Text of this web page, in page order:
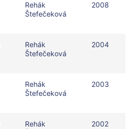
Rehák
Štefečeková
2008
Rehák
Štefečeková
2004
Rehák
Štefečeková
2003
Rehák
2002